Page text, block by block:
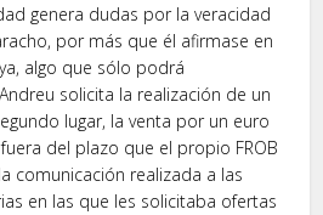
genera dudas por la veracidad
por más que él afirmase en
algo que sólo podrá
solicita la realización de un
lugar, la venta por un euro
del plazo que el propio FROB
comunicación realizada a las
en las que les solicitaba ofertas